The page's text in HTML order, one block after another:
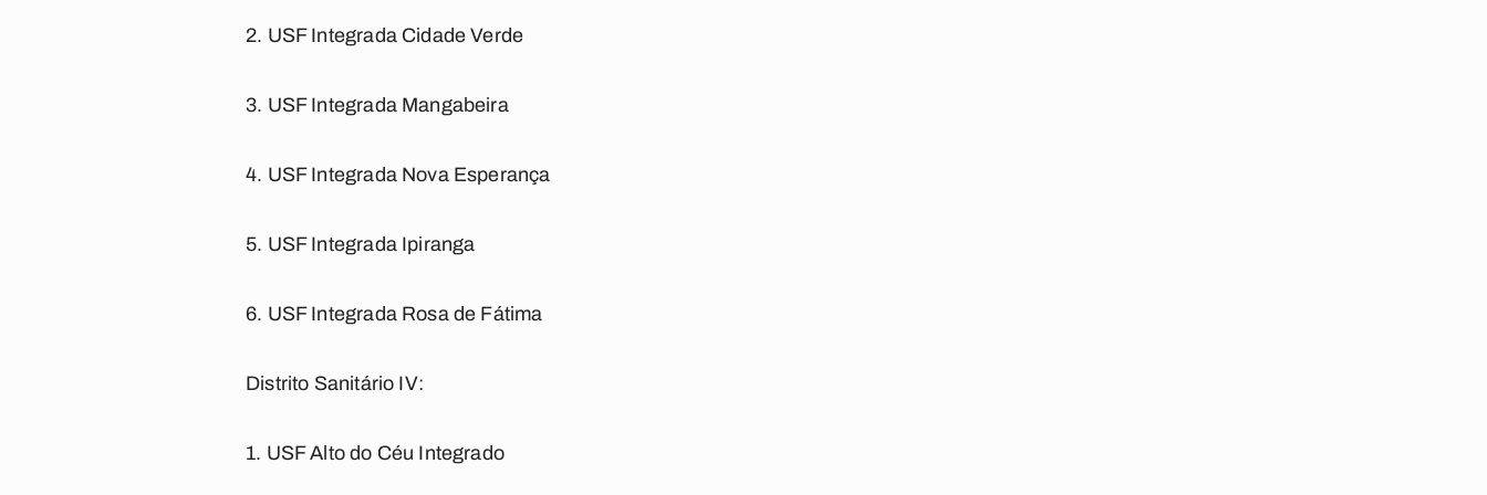
2. USF Integrada Cidade Verde
3. USF Integrada Mangabeira
4. USF Integrada Nova Esperança
5. USF Integrada Ipiranga
6. USF Integrada Rosa de Fátima
Distrito Sanitário IV:
1. USF Alto do Céu Integrado